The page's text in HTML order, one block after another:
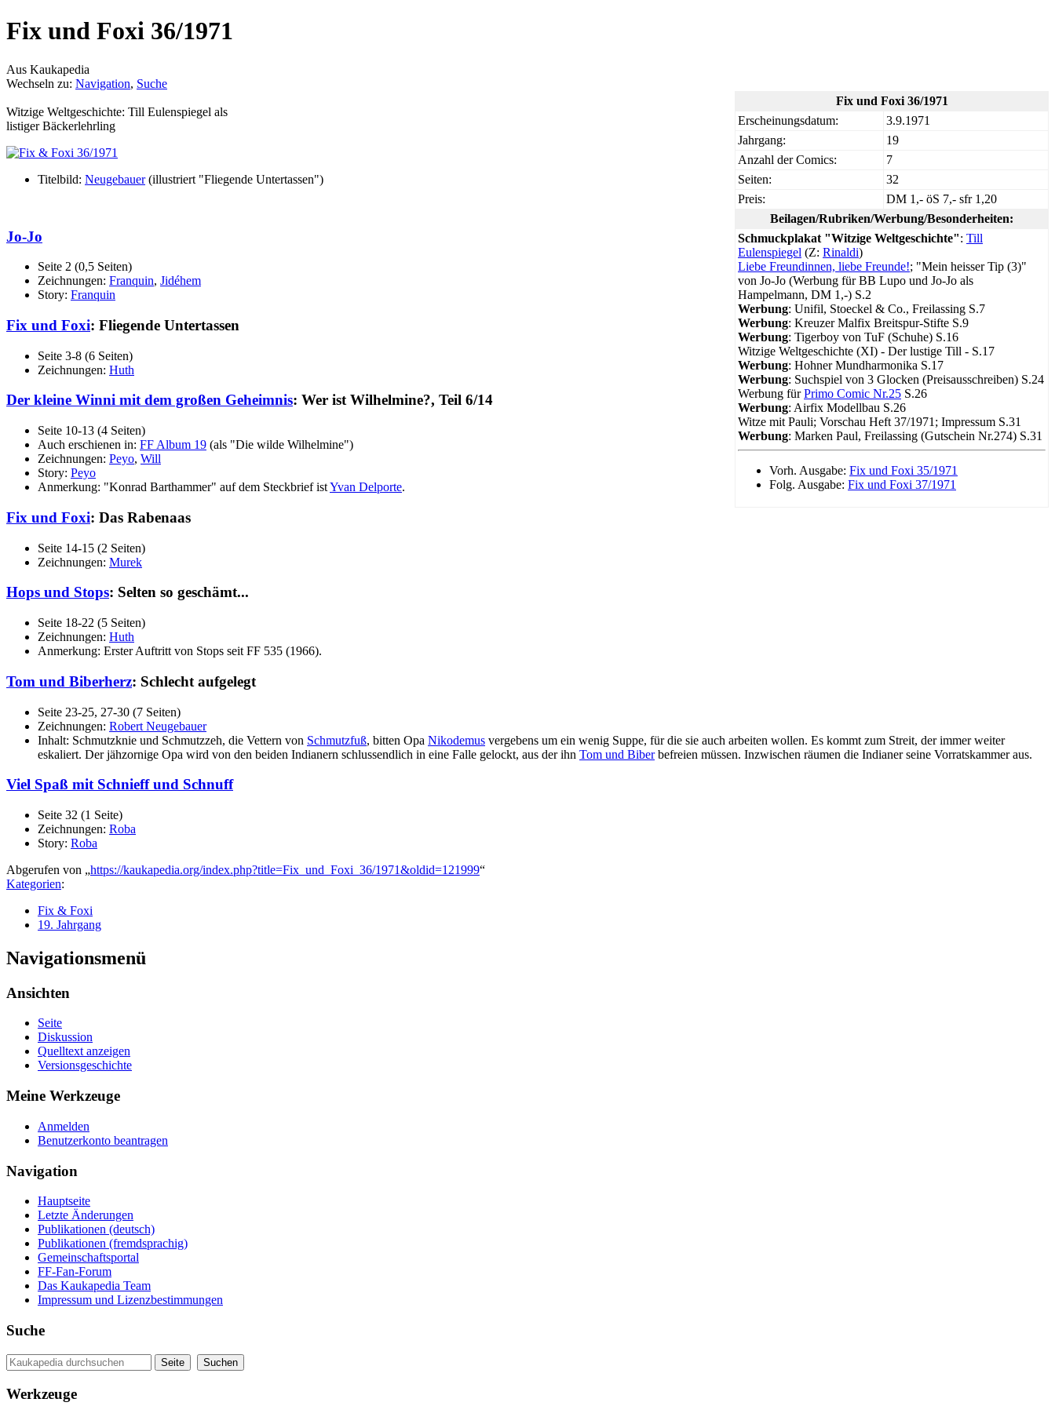
Fix und Foxi 36/1971
Aus Kaukapedia
Wechseln zu: Navigation, Suche
Fix und Foxi 36/1971
Erscheinungsdatum:
3.9.1971
Jahrgang:
19
Anzahl der Comics:
7
Seiten:
32
Preis:
DM 1,- öS 7,- sfr 1,20
Beilagen/Rubriken/Werbung/Besonderheiten:
Schmuckplakat "Witzige Weltgeschichte": Till
Eulenspiegel (Z: Rinaldi)
Liebe Freundinnen, liebe Freunde!; "Mein heisser Tip (3)"
von Jo-Jo (Werbung für BB Lupo und Jo-Jo als
Hampelmann, DM 1,-) S.2
Werbung: Unifil, Stoeckel & Co., Freilassing S.7
Werbung: Kreuzer Malfix Breitspur-Stifte S.9
Werbung: Tigerboy von TuF (Schuhe) S.16
Witzige Weltgeschichte (XI) - Der lustige Till - S.17
Werbung: Hohner Mundharmonika S.17
Werbung: Suchspiel von 3 Glocken (Preisausschreiben) S.24
Werbung fürPrimo Comic Nr.25 S.26
Werbung: Airfix Modellbau S.26
Witze mit Pauli; Vorschau Heft 37/1971; Impressum S.31
Werbung: Marken Paul, Freilassing (Gutschein Nr.274) S.31
Vorh. Ausgabe: Fix und Foxi 35/1971
Folg. Ausgabe: Fix und Foxi 37/1971
Witzige Weltgeschichte: Till Eulenspiegel als
listiger Bäckerlehrling
Titelbild: Neugebauer(illustriert "Fliegende Untertassen")
Jo-Jo
Seite 2 (0,5 Seiten)
Zeichnungen: Franquin, Jidéhem
Story: Franquin
Fix und Foxi: Fliegende Untertassen
Seite 3-8 (6 Seiten)
Zeichnungen: Huth
Der kleine Winni mit dem großen Geheimnis: Wer ist Wilhelmine?, Teil 6/14
Seite 10-13 (4 Seiten)
Auch erschienen in: FF Album 19 (als "Die wilde Wilhelmine")
Zeichnungen: Peyo, Will
Story: Peyo
Anmerkung: "Konrad Barthammer" auf dem Steckbrief istYvan Delporte.
Fix und Foxi: Das Rabenaas
Seite 14-15 (2 Seiten)
Zeichnungen: Murek
Hops und Stops: Selten so geschämt...
Seite 18-22 (5 Seiten)
Zeichnungen: Huth
Anmerkung: Erster Auftritt von Stops seit FF 535 (1966).
Tom und Biberherz: Schlecht aufgelegt
Seite 23-25, 27-30 (7 Seiten)
Zeichnungen: Robert Neugebauer
Inhalt: Schmutzknie und Schmutzzeh, die Vettern von Schmutzfuß, bitten Opa Nikodemus vergebens um ein wenig Suppe, für die sie auch arbeiten wollen. Es kommt zum Streit, der immer weiter
eskaliert. Der jähzornige Opa wird von den beiden Indianern schlussendlich in eine Falle gelockt, aus der ihn Tom und Biberbefreien müssen. Inzwischen räumen die Indianer seine Vorratskammer aus.
Viel Spaß mit Schnieff und Schnuff
Seite 32 (1 Seite)
Zeichnungen: Roba
Story: Roba
Abgerufen von „https://kaukapedia.org/index.php?title=Fix_und_Foxi_36/1971&oldid=121999“
Kategorien:
Fix & Foxi
19. Jahrgang
Navigationsmenü
Ansichten
Seite
Diskussion
Quelltext anzeigen
Versionsgeschichte
Meine Werkzeuge
Anmelden
Benutzerkonto beantragen
Navigation
Hauptseite
Letzte Änderungen
Publikationen (deutsch)
Publikationen (fremdsprachig)
Gemeinschaftsportal
FF-Fan-Forum
Das Kaukapedia Team
Impressum und Lizenzbestimmungen
Suche
Werkzeuge